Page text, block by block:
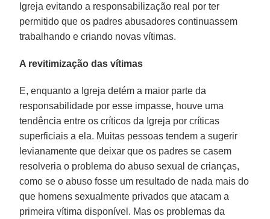
Igreja evitando a responsabilização real por ter
permitido que os padres abusadores continuassem
trabalhando e criando novas vítimas.
A revitimização das vítimas
E, enquanto a Igreja detém a maior parte da
responsabilidade por esse impasse, houve uma
tendência entre os críticos da Igreja por críticas
superficiais a ela. Muitas pessoas tendem a sugerir
levianamente que deixar que os padres se casem
resolveria o problema do abuso sexual de crianças,
como se o abuso fosse um resultado de nada mais do
que homens sexualmente privados que atacam a
primeira vítima disponível. Mas os problemas da